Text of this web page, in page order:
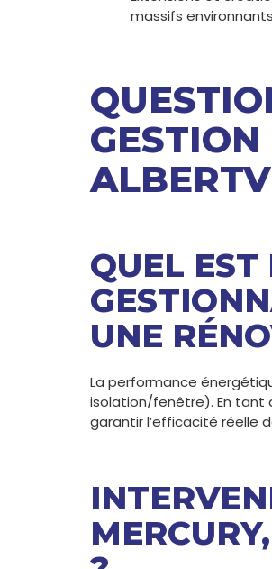
massifs
QUEL EST
UNE
La performance
isolation/fenêtre). En tant
garantir l’efficacité réelle